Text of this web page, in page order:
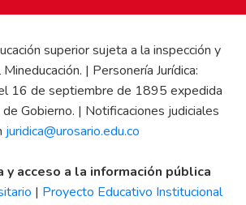
superior sujeta a la inspección y
| Personería Jurídica:
16 de septiembre de 1895 expedida
Gobierno. | Notificaciones judiciales
juridica@urosario.edu.co
y acceso a la información pública
| Proyecto Educativo Institucional